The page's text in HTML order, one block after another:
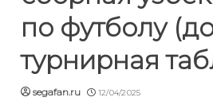
по футболу
турнирная
segafan.ru 12/04/2025